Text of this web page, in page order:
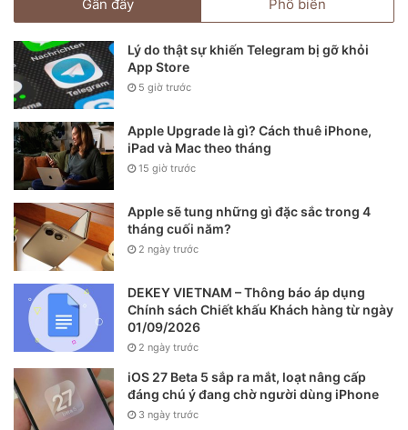
Với những thông tin trên, việc mua iPhone cũ lúc này có
thể là một lựa chọn hợp lý cho những ai muốn tiết kiệm chi
phí mà vẫn sở hữu một thiết bị công nghệ chất lượng.
Gần đây Phổ biến
Lý do thật sự khiến Telegram bị gỡ khỏi
App Store
5 giờ trước
Apple Upgrade là gì? Cách thuê iPhone,
iPad và Mac theo tháng
15 giờ trước
Apple sẽ tung những gì đặc sắc trong 4
tháng cuối năm?
2 ngày trước
DEKEY VIETNAM – Thông báo áp dụng
Chính sách Chiết khấu Khách hàng từ ngày
01/09/2026
2 ngày trước
iOS 27 Beta 5 sắp ra mắt, loạt nâng cấp
đáng chú ý đang chờ người dùng iPhone
3 ngày trước